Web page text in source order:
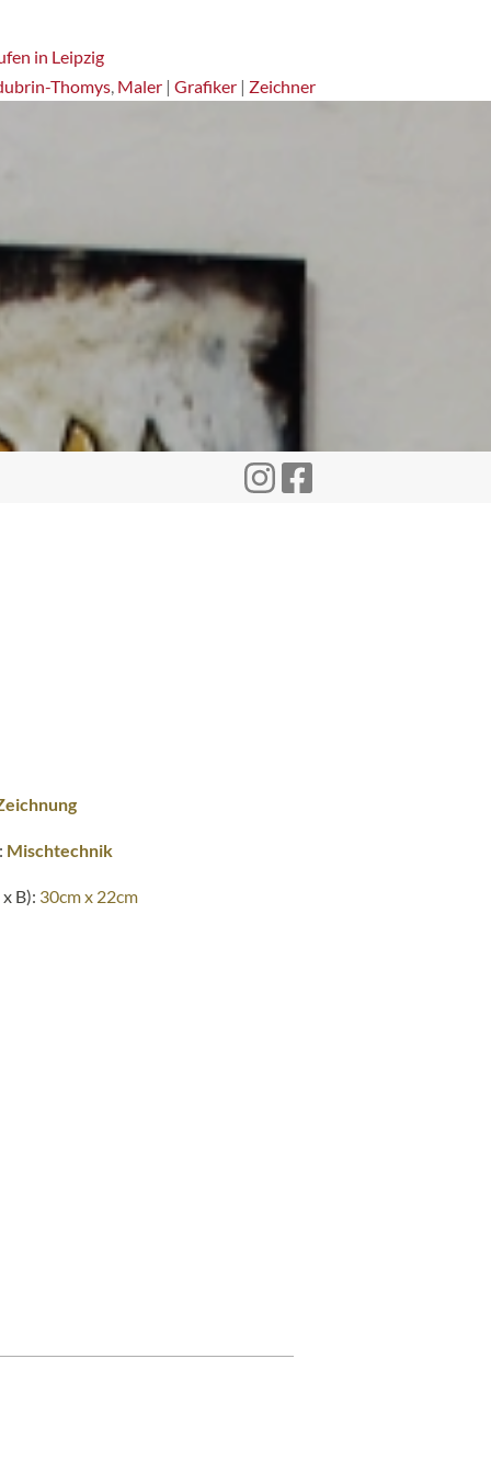
in Leipzig
Thomys, Maler | Grafiker | Zeichner
Mischtechnik
B): 30cm x 22cm